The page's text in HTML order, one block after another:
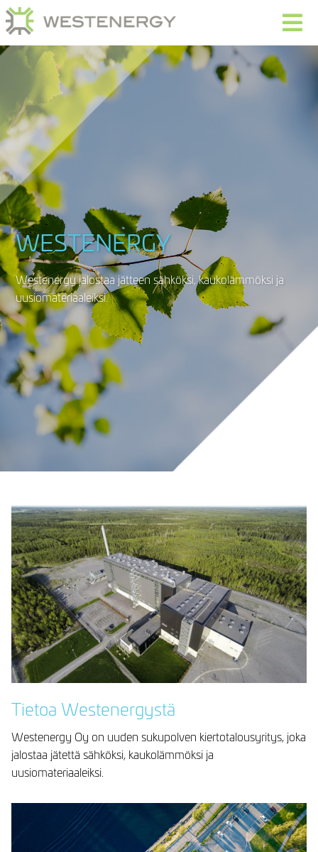
WESTENERGY
Westenergy jalostaa jätteen sähköksi, kaukolämmöksi ja
uusiomateriaaleiksi.
Tietoa Westenergystä
Westenergy Oy on uuden sukupolven kiertotalousyritys, joka
jalostaa jätettä sähköksi, kaukolämmöksi ja
uusiomateriaaleiksi.